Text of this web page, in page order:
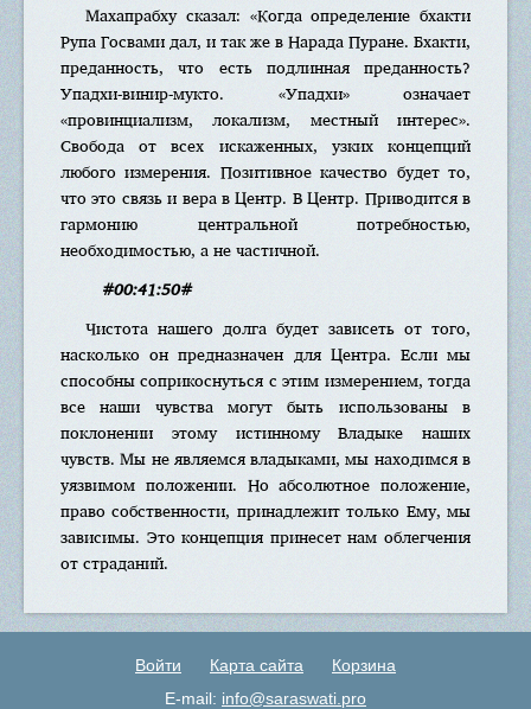
Махапрабху сказал: «Когда определение бхакти
Рупа Госвами дал, и так же в Нарада Пуране. Бхакти,
преданность, что есть подлинная преданность?
Упадхи-винир-мукто. «Упадхи» означает
«провинциализм, локализм, местный интерес».
Свобода от всех искаженных, узких концепций
любого измерения. Позитивное качество будет то,
что это связь и вера в Центр. В Центр. Приводится в
гармонию центральной потребностью,
необходимостью, а не частичной.
#00:41:50#
Чистота нашего долга будет зависеть от того,
насколько он предназначен для Центра. Если мы
способны соприкоснуться с этим измерением, тогда
все наши чувства могут быть использованы в
поклонении этому истинному Владыке наших
чувств. Мы не являемся владыками, мы находимся в
уязвимом положении. Но абсолютное положение,
право собственности, принадлежит только Ему, мы
зависимы. Это концепция принесет нам облегчения
от страданий.
Войти Карта сайта
Корзина
E-mail: info@saraswati.pro